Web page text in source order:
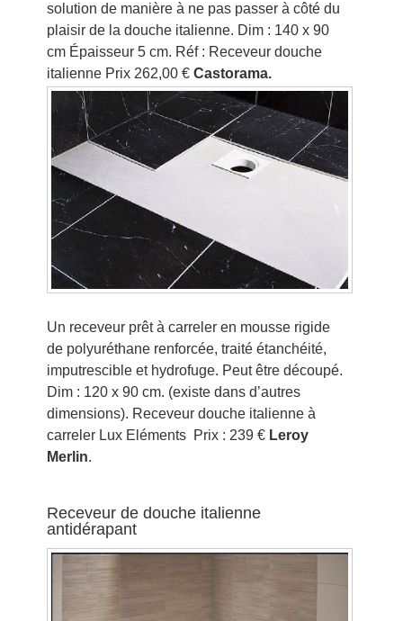
solution de manière à ne pas passer à côté du
plaisir de la douche italienne. Dim : 140 x 90
cm Épaisseur 5 cm. Réf : Receveur douche
italienne Prix 262,00 € Castorama.
Un receveur prêt à carreler en mousse rigide
de polyuréthane renforcée, traité étanchéité,
imputrescible et hydrofuge. Peut être découpé.
Dim : 120 x 90 cm. (existe dans d’autres
dimensions). Receveur douche italienne à
carreler Lux Eléments Prix : 239 € Leroy
Merlin.
Receveur de douche italienne
antidérapant